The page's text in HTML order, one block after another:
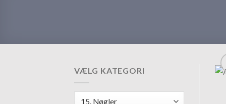
VÆLG KATEGORI